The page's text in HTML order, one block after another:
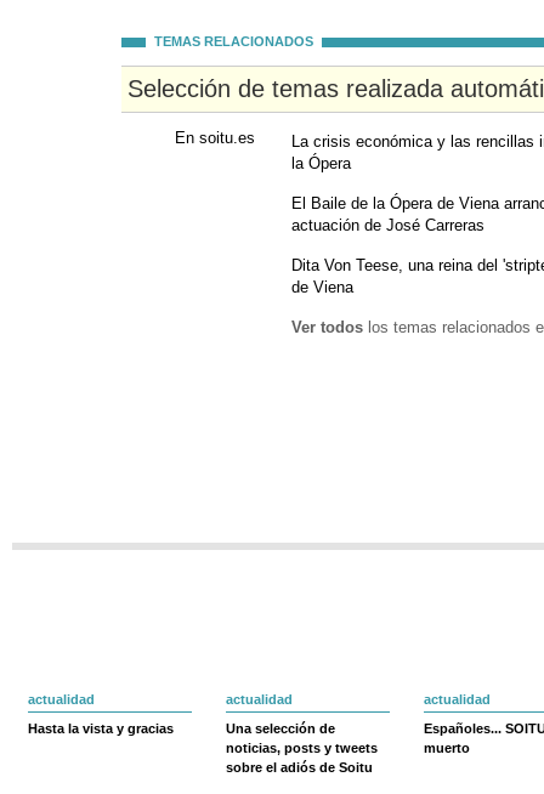
TEMAS RELACIONADOS
Selección de temas realizada
En soitu.es
La crisis económica y las rencillas
la Ópera
El Baile de la Ópera de Viena
actuación de José Carreras
Dita Von Teese, una reina del
de Viena
Ver todos los temas relacionados
actualidad
Hasta la vista y gracias
actualidad
Una selección de
noticias, posts y tweets
sobre el adiós de Soitu
actualidad
Españoles...
muerto